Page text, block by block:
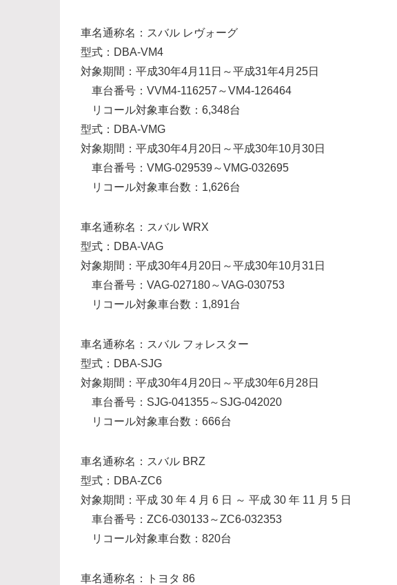
車名通称名：スバル レヴォーグ
型式：DBA-VM4
対象期間：平成30年4月11日～平成31年4月25日
車台番号：VVM4-116257～VM4-126464
リコール対象車台数：6,348台
型式：DBA-VMG
対象期間：平成30年4月20日～平成30年10月30日
車台番号：VMG-029539～VMG-032695
リコール対象車台数：1,626台
車名通称名：スバル WRX
型式：DBA-VAG
対象期間：平成30年4月20日～平成30年10月31日
車台番号：VAG-027180～VAG-030753
リコール対象車台数：1,891台
車名通称名：スバル フォレスター
型式：DBA-SJG
対象期間：平成30年4月20日～平成30年6月28日
車台番号：SJG-041355～SJG-042020
リコール対象車台数：666台
車名通称名：スバル BRZ
型式：DBA-ZC6
対象期間：平成 30 年 4 月 6 日 ～ 平成 30 年 11 月 5 日
車台番号：ZC6-030133～ZC6-032353
リコール対象車台数：820台
車名通称名：トヨタ 86